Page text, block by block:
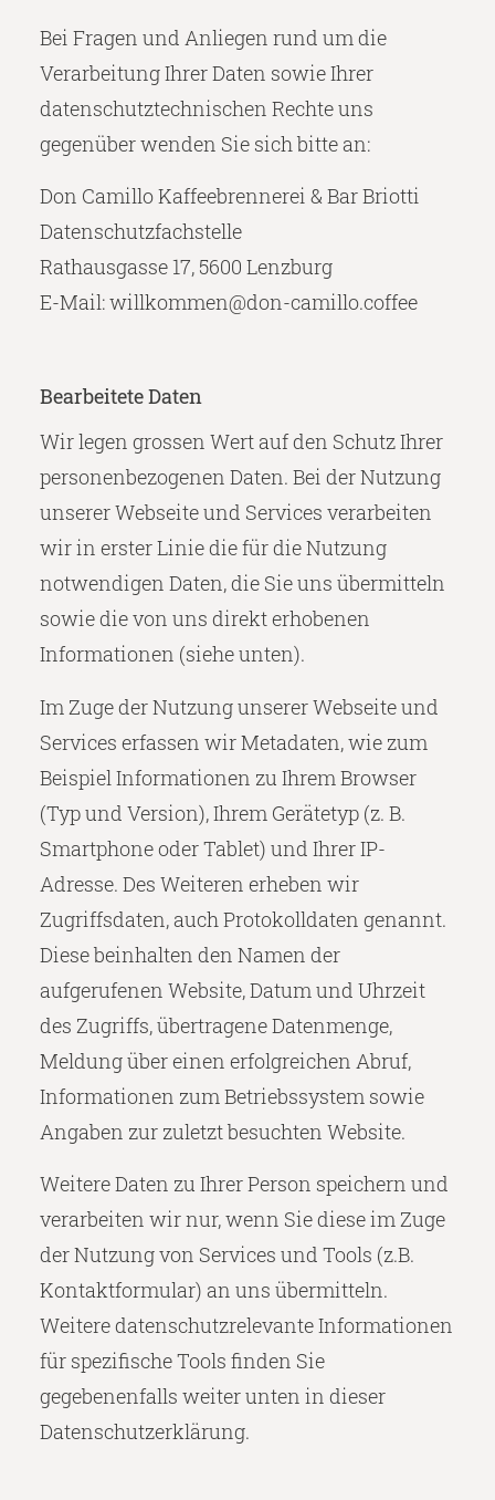
Bei Fragen und Anliegen rund um die
Verarbeitung Ihrer Daten sowie Ihrer
datenschutztechnischen Rechte uns
gegenüber wenden Sie sich bitte an:
Don Camillo Kaffeebrennerei & Bar Briotti
Datenschutzfachstelle
Rathausgasse 17, 5600 Lenzburg
E-Mail: willkommen@don-camillo.coffee
Bearbeitete Daten
Wir legen grossen Wert auf den Schutz Ihrer
personenbezogenen Daten. Bei der Nutzung
unserer Webseite und Services verarbeiten
wir in erster Linie die für die Nutzung
notwendigen Daten, die Sie uns übermitteln
sowie die von uns direkt erhobenen
Informationen (siehe unten).
Im Zuge der Nutzung unserer Webseite und
Services erfassen wir Metadaten, wie zum
Beispiel Informationen zu Ihrem Browser
(Typ und Version), Ihrem Gerätetyp (z. B.
Smartphone oder Tablet) und Ihrer IP-
Adresse. Des Weiteren erheben wir
Zugriffsdaten, auch Protokolldaten genannt.
Diese beinhalten den Namen der
aufgerufenen Website, Datum und Uhrzeit
des Zugriffs, übertragene Datenmenge,
Meldung über einen erfolgreichen Abruf,
Informationen zum Betriebssystem sowie
Angaben zur zuletzt besuchten Website.
Weitere Daten zu Ihrer Person speichern und
verarbeiten wir nur, wenn Sie diese im Zuge
der Nutzung von Services und Tools (z.B.
Kontaktformular) an uns übermitteln.
Weitere datenschutzrelevante Informationen
für spezifische Tools finden Sie
gegebenenfalls weiter unten in dieser
Datenschutzerklärung.